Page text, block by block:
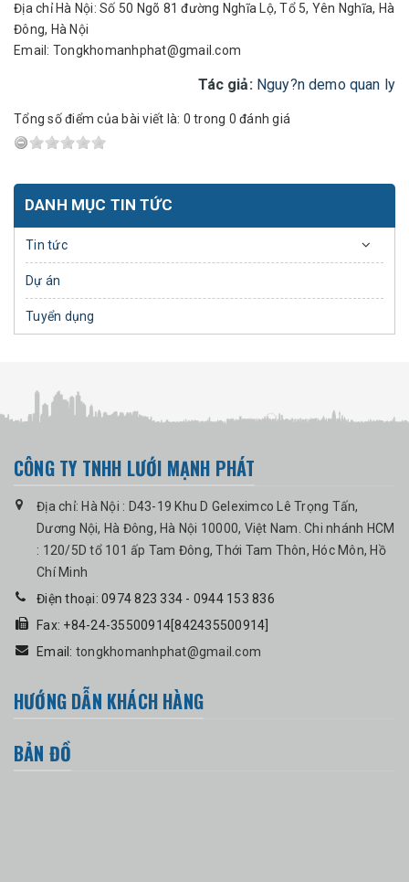
Địa chỉ Hà Nội: Số 50 Ngõ 81 đường Nghĩa Lộ, Tổ 5, Yên Nghĩa, Hà
Đông, Hà Nội
Email: Tongkhomanhphat@gmail.com
Tác giả: Nguy?n demo quan ly
Tổng số điểm của bài viết là: 0 trong 0 đánh giá
DANH MỤC TIN TỨC
Tin tức
Dự án
Tuyển dụng
CÔNG TY TNHH LƯỚI MẠNH PHÁT
Địa chỉ: Hà Nội : D43-19 Khu D Geleximco Lê Trọng Tấn,
Dương Nội, Hà Đông, Hà Nội 10000, Việt Nam. Chi nhánh HCM
: 120/5D tổ 101 ấp Tam Đông, Thới Tam Thôn, Hóc Môn, Hồ
Chí Minh
Điện thoại: 0974 823 334 - 0944 153 836
Fax: +84-24-35500914[842435500914]
Email: tongkhomanhphat@gmail.com
HƯỚNG DẪN KHÁCH HÀNG
BẢN ĐỒ